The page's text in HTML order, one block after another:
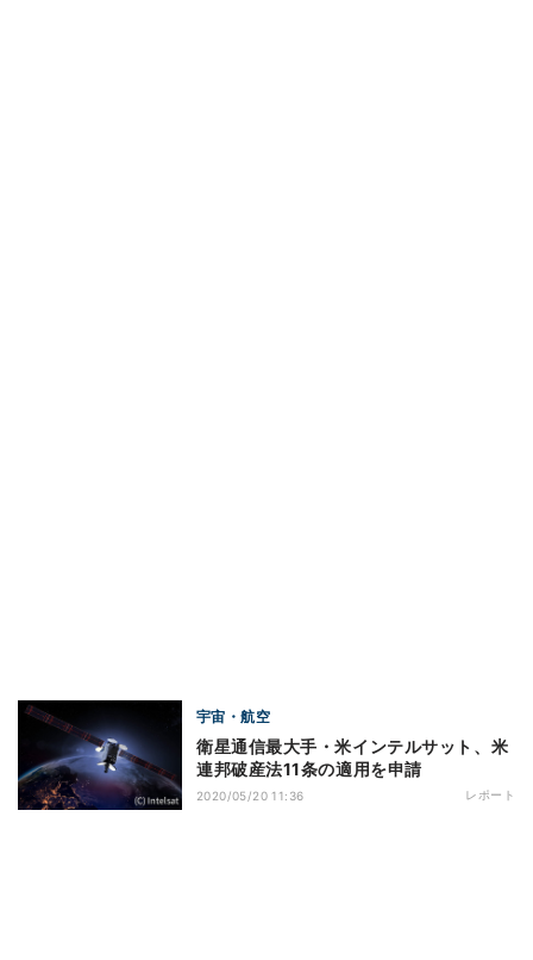
宇宙・航空
衛星通信最大手・米インテルサット、米
連邦破産法11条の適用を申請
2020/05/20 11:36 レポート